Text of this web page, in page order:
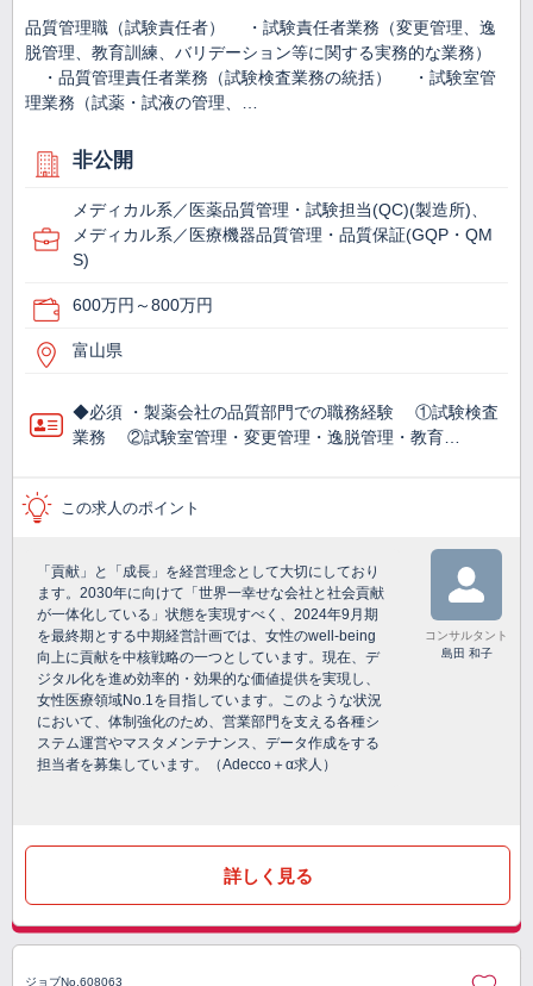
品質管理職（試験責任者） ・試験責任者業務（変更管理、逸
脱管理、教育訓練、バリデーション等に関する実務的な業務）
・品質管理責任者業務（試験検査業務の統括） ・試験室管
理業務（試薬・試液の管理、…
非公開
メディカル系／医薬品質管理・試験担当(QC)(製造所)、
メディカル系／医療機器品質管理・品質保証(GQP・QM
S)
600万円～800万円
富山県
◆必須 ・製薬会社の品質部門での職務経験 ①試験検査
業務 ②試験室管理・変更管理・逸脱管理・教育…
この求人のポイント
「貢献」と「成長」を経営理念として大切にしており
ます。2030年に向けて「世界一幸せな会社と社会貢献
が一体化している」状態を実現すべく、2024年9月期
を最終期とする中期経営計画では、女性のwell-being
向上に貢献を中核戦略の一つとしています。現在、デ
ジタル化を進め効率的・効果的な価値提供を実現し、
女性医療領域No.1を目指しています。このような状況
において、体制強化のため、営業部門を支える各種シ
ステム運営やマスタメンテナンス、データ作成をする
担当者を募集しています。（Adecco＋α求人）
コンサルタント
島田 和子
詳しく見る
ジョブNo.608063